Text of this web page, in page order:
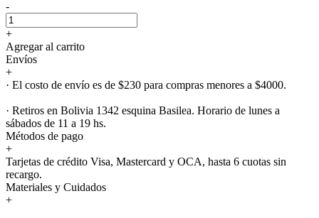
-
+
Agregar al carrito
Envíos
+
· El costo de envío es de $230 para compras menores a $4000.
· Retiros en Bolivia 1342 esquina Basilea. Horario de lunes a
sábados de 11 a 19 hs.
Métodos de pago
+
Tarjetas de crédito Visa, Mastercard y OCA, hasta 6 cuotas sin
recargo.
Materiales y Cuidados
+